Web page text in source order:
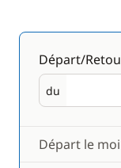
Départ/
du
Départ
Départ le